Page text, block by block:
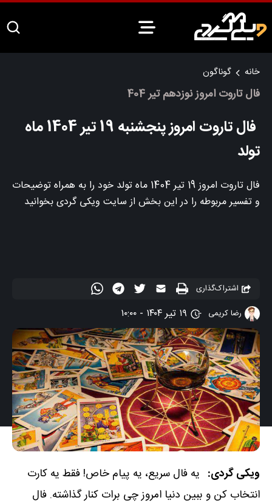
خانه گوناگون
فال تاروت امروز نوزدهم تیر 404
فال تاروت امروز پنجشنبه 19 تیر 1404 ماه
تولد
فال تاروت امروز 19 تیر 1404 ماه تولد خود را به همراه توضیحات
و تفسیر مربوطه را در این بخش از سایت ویکی گردی بخوانید
اشتراک‌گذاری
رضا کریمی
۱۹ تیر ۱۴۰۴ - ۱۰:۰۰
ویکی گردی: یه فال سریع، یه پیام خاص! فقط یه کارت
انتخاب کن و ببین دنیا امروز چی برات کنار گذاشته. فال